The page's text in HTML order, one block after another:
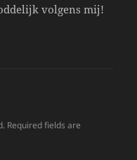
volgens mij!
Required fields are